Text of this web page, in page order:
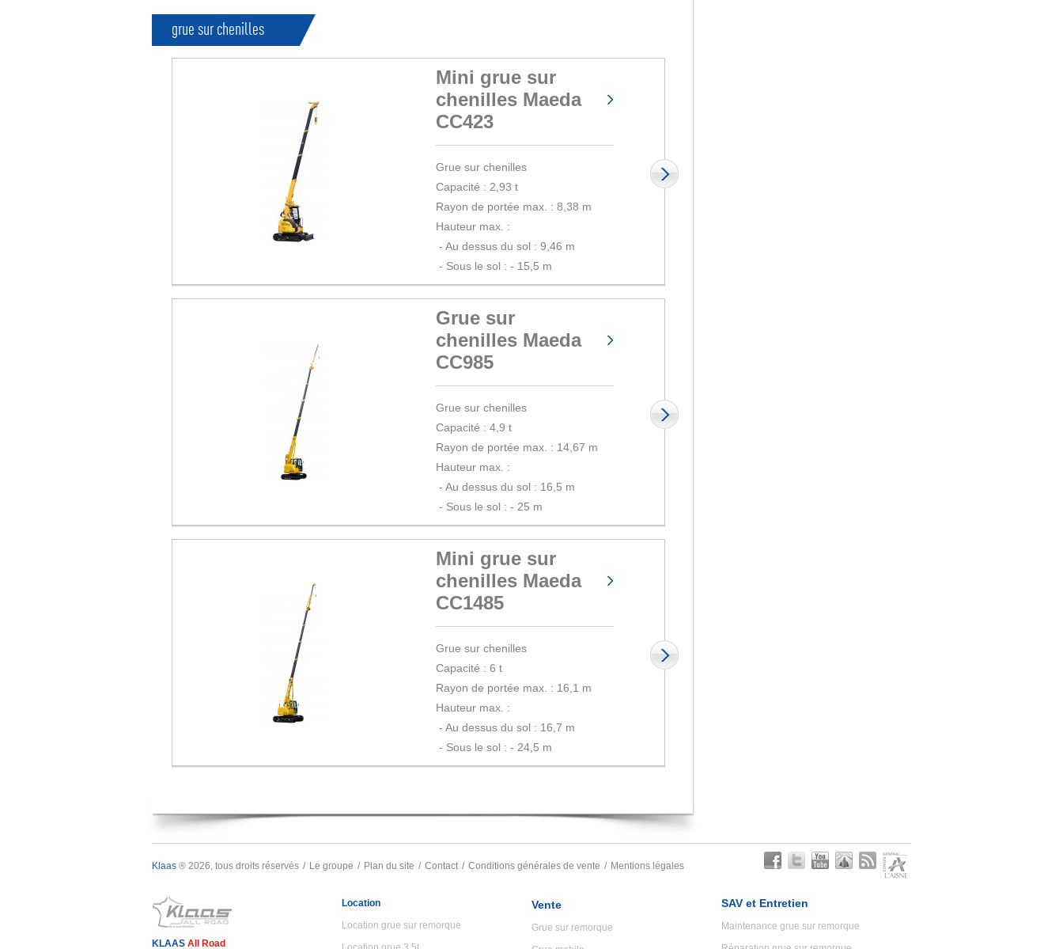
grue sur chenilles
Mini grue sur
chenilles Maeda
CC423
Grue sur chenilles
Capacité : 2,93 t
Rayon de portée max. : 8,38 m
Hauteur max. :
- Au dessus du sol : 9,46 m
- Sous le sol : - 15,5 m
Grue sur
chenilles Maeda
CC985
Grue sur chenilles
Capacité : 4,9 t
Rayon de portée max. : 14,67 m
Hauteur max. :
- Au dessus du sol : 16,5 m
- Sous le sol : - 25 m
Mini grue sur
chenilles Maeda
CC1485
Grue sur chenilles
Capacité : 6 t
Rayon de portée max. : 16,1 m
Hauteur max. :
- Au dessus du sol : 16,7 m
- Sous le sol : - 24,5 m
Klaas ® 2026, tous droits réservés Le groupe Plan du site Contact Conditions générales de vente Mentions légales
KLAAS All Road
Location
Location grue sur remorque
Vente
Grue sur remorque
SAV et Entretien
Maintenance grue sur remorque